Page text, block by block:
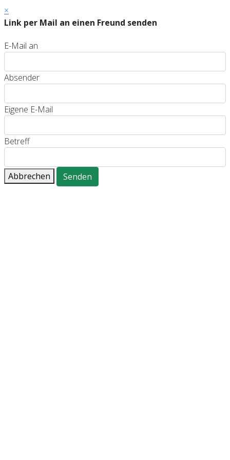
×
Link per Mail an einen Freund senden
E-Mail an
Absender
Eigene E-Mail
Betreff
Abbrechen Senden